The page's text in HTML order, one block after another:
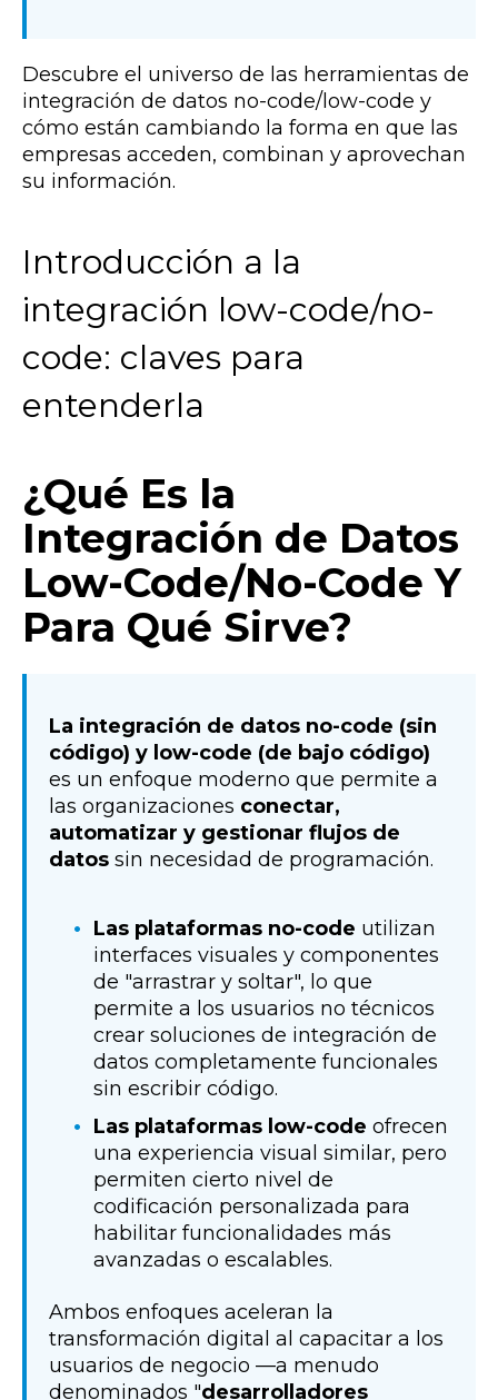
Descubre el universo de las herramientas de
integración de datos no-code/low-code y
cómo están cambiando la forma en que las
empresas acceden, combinan y aprovechan
su información.
Introducción a la
integración low-code/no-
code: claves para
entenderla
¿Qué Es la
Integración de Datos
Low-Code/No-Code Y
Para Qué Sirve?
La integración de datos no-code (sin
código) y low-code (de bajo código)
es un enfoque moderno que permite a
las organizaciones conectar,
automatizar y gestionar flujos de
datos sin necesidad de programación.
Las plataformas no-code utilizan
interfaces visuales y componentes
de "arrastrar y soltar", lo que
permite a los usuarios no técnicos
crear soluciones de integración de
datos completamente funcionales
sin escribir código.
Las plataformas low-code ofrecen
una experiencia visual similar, pero
permiten cierto nivel de
codificación personalizada para
habilitar funcionalidades más
avanzadas o escalables.
Ambos enfoques aceleran la
transformación digital al capacitar a los
usuarios de negocio —a menudo
denominados "desarrolladores